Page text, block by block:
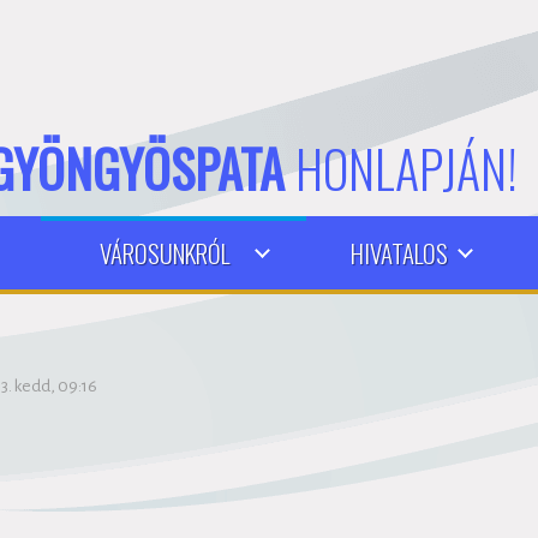
HONLAPJÁN!
VÁROSUNKRÓL HIVATALOS
kedd, 09:16